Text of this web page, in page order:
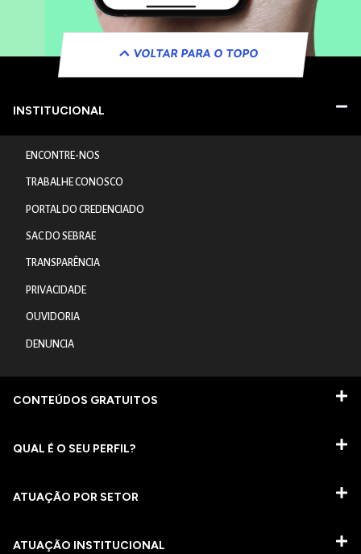
VOLTAR PARA O TOPO
INSTITUCIONAL
ENCONTRE-NOS
TRABALHE CONOSCO
PORTAL DO CREDENCIADO
SAC DO SEBRAE
TRANSPARÊNCIA
PRIVACIDADE
OUVIDORIA
DENUNCIA
CONTEÚDOS GRATUITOS
QUAL É O SEU PERFIL?
ATUAÇÃO POR SETOR
ATUAÇÃO INSTITUCIONAL